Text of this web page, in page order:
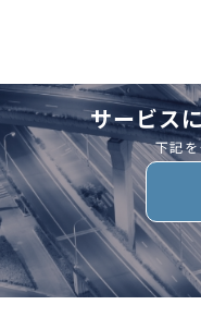
サービス
下記